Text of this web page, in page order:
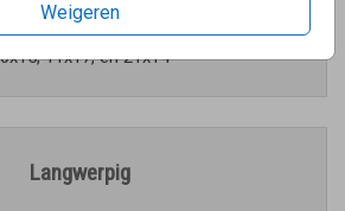
Weigeren
Beschikbare formaten
11x17, en 21x14
Langwerpig